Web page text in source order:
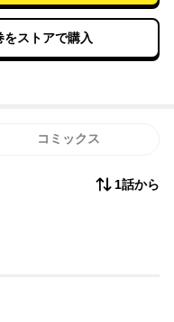
ライムドラマを完全コミ
をストアで購入
コミックス
1話から